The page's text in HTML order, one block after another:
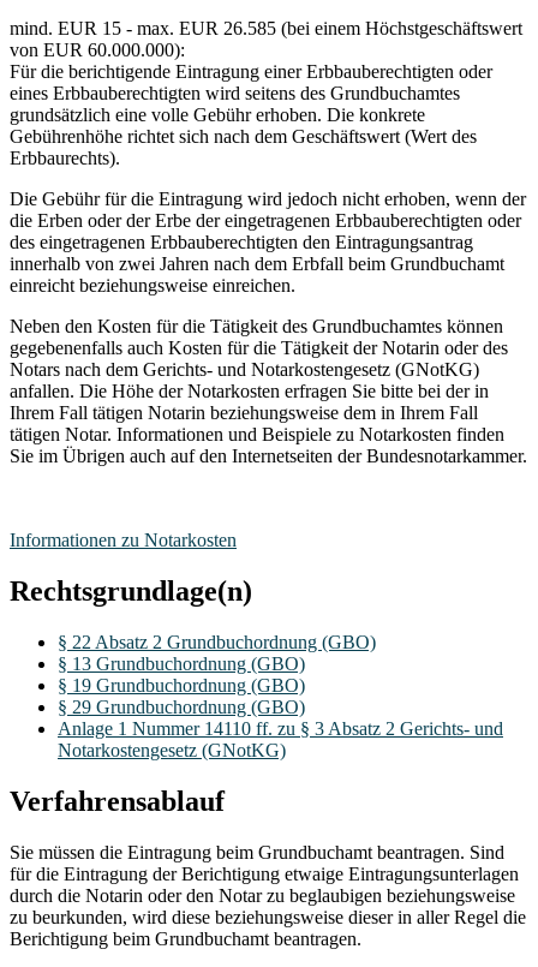
mind. EUR 15 - max. EUR 26.585 (bei einem Höchstgeschäftswert
von EUR 60.000.000):
Für die berichtigende Eintragung einer Erbbauberechtigten oder
eines Erbbauberechtigten wird seitens des Grundbuchamtes
grundsätzlich eine volle Gebühr erhoben. Die konkrete
Gebührenhöhe richtet sich nach dem Geschäftswert (Wert des
Erbbaurechts).
Die Gebühr für die Eintragung wird jedoch nicht erhoben, wenn der
die Erben oder der Erbe der eingetragenen Erbbauberechtigten oder
des eingetragenen Erbbauberechtigten den Eintragungsantrag
innerhalb von zwei Jahren nach dem Erbfall beim Grundbuchamt
einreicht beziehungsweise einreichen.
Neben den Kosten für die Tätigkeit des Grundbuchamtes können
gegebenenfalls auch Kosten für die Tätigkeit der Notarin oder des
Notars nach dem Gerichts- und Notarkostengesetz (GNotKG)
anfallen. Die Höhe der Notarkosten erfragen Sie bitte bei der in
Ihrem Fall tätigen Notarin beziehungsweise dem in Ihrem Fall
tätigen Notar. Informationen und Beispiele zu Notarkosten finden
Sie im Übrigen auch auf den Internetseiten der Bundesnotarkammer.
Informationen zu Notarkosten
Rechtsgrundlage(n)
§ 22 Absatz 2 Grundbuchordnung (GBO)
§ 13 Grundbuchordnung (GBO)
§ 19 Grundbuchordnung (GBO)
§ 29 Grundbuchordnung (GBO)
Anlage 1 Nummer 14110 ff. zu § 3 Absatz 2 Gerichts- und
Notarkostengesetz (GNotKG)
Verfahrensablauf
Sie müssen die Eintragung beim Grundbuchamt beantragen. Sind
für die Eintragung der Berichtigung etwaige Eintragungsunterlagen
durch die Notarin oder den Notar zu beglaubigen beziehungsweise
zu beurkunden, wird diese beziehungsweise dieser in aller Regel die
Berichtigung beim Grundbuchamt beantragen.